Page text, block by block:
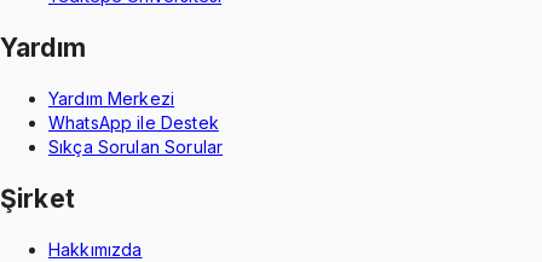
Yardım
Yardım Merkezi
WhatsApp ile Destek
Sıkça Sorulan Sorular
Şirket
Hakkımızda